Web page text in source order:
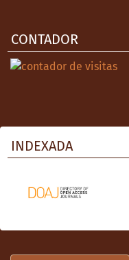
CONTADOR
INDEXADA